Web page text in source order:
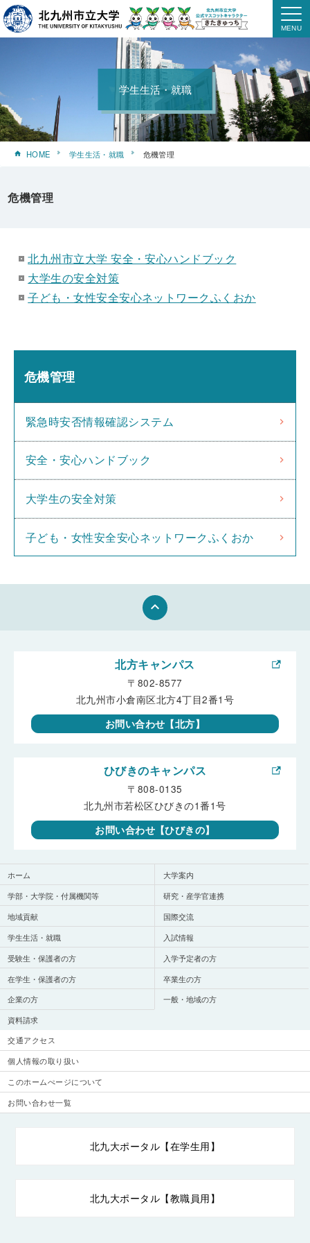
学生生活・就職
HOME 学生生活・就職 危機管理
危機管理
北九州市立大学 安全・安心ハンドブック
大学生の安全対策
子ども・女性安全安心ネットワークふくおか
危機管理
緊急時安否情報確認システム
安全・安心ハンドブック
大学生の安全対策
子ども・女性安全安心ネットワークふくおか
keyboard_arrow_up
ホーム
大学案内
学部・大学院・付属機関等
研究・産学官連携
地域貢献
国際交流
学生生活・就職
入試情報
受験生・保護者の方
入学予定者の方
在学生・保護者の方
卒業生の方
企業の方
一般・地域の方
資料請求
北方キャンパス
〒802-8577
北九州市小倉南区北方4丁目2番1号
お問い合わせ【北方】
ひびきのキャンパス
〒808-0135
北九州市若松区ひびきの1番1号
お問い合わせ【ひびきの】
交通アクセス
個人情報の取り扱い
このホームぺージについて
お問い合わせ一覧
北九大ポータル【在学生用】
北九大ポータル【教職員用】